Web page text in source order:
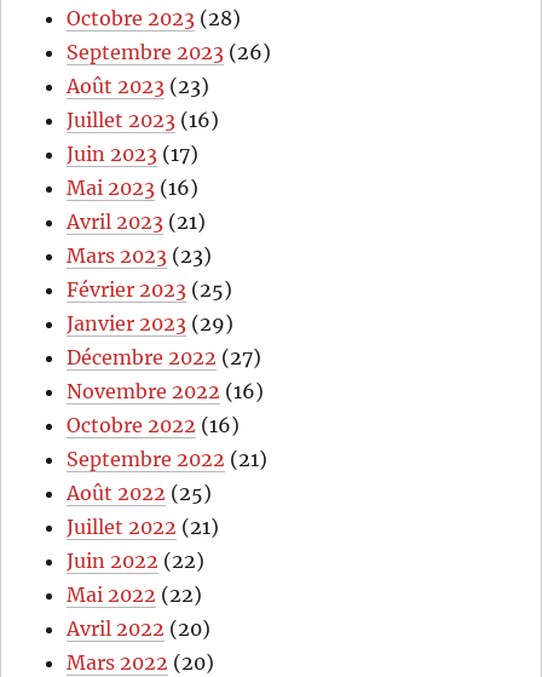
Octobre 2023 (28)
Septembre 2023 (26)
Août 2023 (23)
Juillet 2023 (16)
Juin 2023 (17)
Mai 2023 (16)
Avril 2023 (21)
Mars 2023 (23)
Février 2023 (25)
Janvier 2023 (29)
Décembre 2022 (27)
Novembre 2022 (16)
Octobre 2022 (16)
Septembre 2022 (21)
Août 2022 (25)
Juillet 2022 (21)
Juin 2022 (22)
Mai 2022 (22)
Avril 2022 (20)
Mars 2022 (20)